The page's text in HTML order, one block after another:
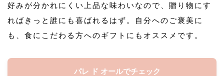
好みが分かれにくい上品な味わいなので、贈り物にす
ればきっと誰にも喜ばれるはず。自分へのご褒美に
も、食にこだわる方へのギフトにもオススメです。
パレ ド オールでチェック